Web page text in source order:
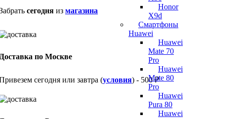
Honor
X9d
Смартфоны
Huawei
Huawei
Mate 70
Pro
Huawei
Mate 80
Pro
Huawei
Pura 80
Huawei
сегодня из магазина
по Москве
сегодня или завтра (условия) - 500 ₽